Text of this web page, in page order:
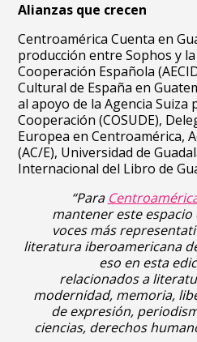
Alianzas que crecen
Centroamérica Cuenta en
producción entre Sophos y
Cooperación Española
Cultural de España en
al apoyo de la Agencia Suiza
Cooperación (COSUDE),
Europea en Centroamérica,
(AC/E), Universidad de
Internacional del Libro de
“Para
mantener este
voces más
literatura iberoamericana
eso en esta
relacionados a
modernidad, memoria,
de expresión,
ciencias, derechos